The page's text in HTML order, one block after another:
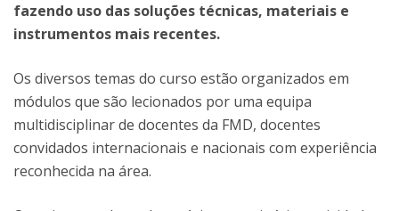
fazendo uso das soluções técnicas, materiais e
instrumentos mais recentes.
Os diversos temas do curso estão organizados em
módulos que são lecionados por uma equipa
multidisciplinar de docentes da FMD, docentes
convidados internacionais e nacionais com experiência
reconhecida na área.